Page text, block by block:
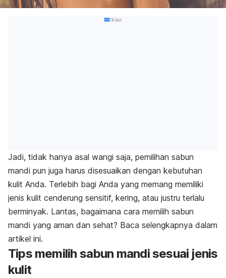
Iklan
Jadi, tidak hanya asal wangi saja, pemilihan sabun
mandi pun juga harus disesuaikan dengan kebutuhan
kulit Anda. Terlebih bagi Anda yang memang memiliki
jenis kulit cenderung sensitif, kering, atau justru terlalu
berminyak. Lantas, bagaimana cara memilih sabun
mandi yang aman dan sehat? Baca selengkapnya dalam
artikel ini.
Tips memilih sabun mandi sesuai jenis
kulit